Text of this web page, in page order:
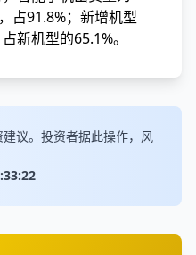
占91.8%；新增机型
新机型的65.1%。
议。投资者据此操作，风